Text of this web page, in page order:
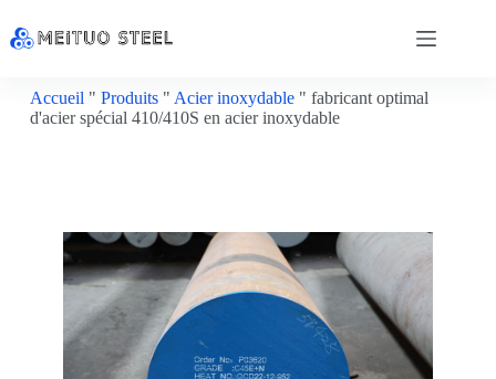
Accueil " Produits" Acier inoxydable" fabricant optimal
d'acier spécial 410/410S en acier inoxydable